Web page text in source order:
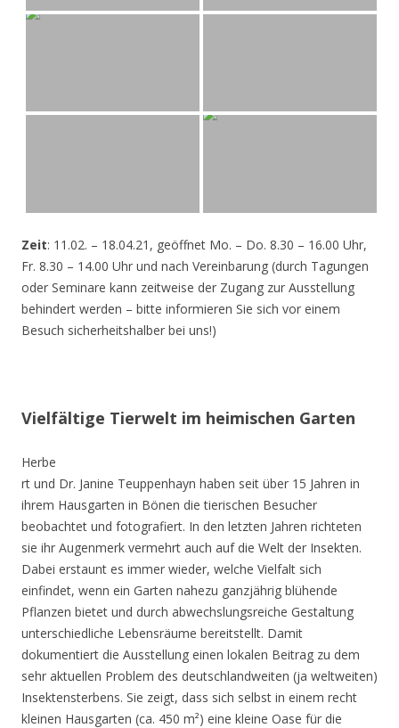
Zeit: 11.02. – 18.04.21, geöffnet Mo. – Do. 8.30 – 16.00 Uhr,
Fr. 8.30 – 14.00 Uhr und nach Vereinbarung (durch Tagungen
oder Seminare kann zeitweise der Zugang zur Ausstellung
behindert werden – bitte informieren Sie sich vor einem
Besuch sicherheitshalber bei uns!)
Vielfältige Tierwelt im heimischen Garten
Herbe
rt und Dr. Janine Teuppenhayn haben seit über 15 Jahren in
ihrem Hausgarten in Bönen die tierischen Besucher
beobachtet und fotografiert. In den letzten Jahren richteten
sie ihr Augenmerk vermehrt auch auf die Welt der Insekten.
Dabei erstaunt es immer wieder, welche Vielfalt sich
einfindet, wenn ein Garten nahezu ganzjährig blühende
Pflanzen bietet und durch abwechslungsreiche Gestaltung
unterschiedliche Lebensräume bereitstellt. Damit
dokumentiert die Ausstellung einen lokalen Beitrag zu dem
sehr aktuellen Problem des deutschlandweiten (ja weltweiten)
Insektensterbens. Sie zeigt, dass sich selbst in einem recht
kleinen Hausgarten (ca. 450 m²) eine kleine Oase für die